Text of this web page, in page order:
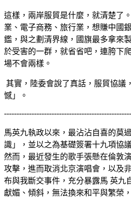
這樣，兩岸服貿是什麼，就清楚了
業、電子商務、旅行業，想賺中國
鑑，與之劃清界線，國旗最多拿來
於受害的一群，就省省吧，連胯下
場不會兩樣。
其實，陸委會說了真話，服貿協議
憾」。
馬英九執政以來，最沾沾自喜的莫
識」，並以之為基礎簽署十九項協
然而，最近發生的歌手張懸在倫敦
攻擊，進而取消北京演唱會，以及
布與我斷交事件，充分暴露馬 英九
獻媚、傾斜，無法換來和平與繁榮